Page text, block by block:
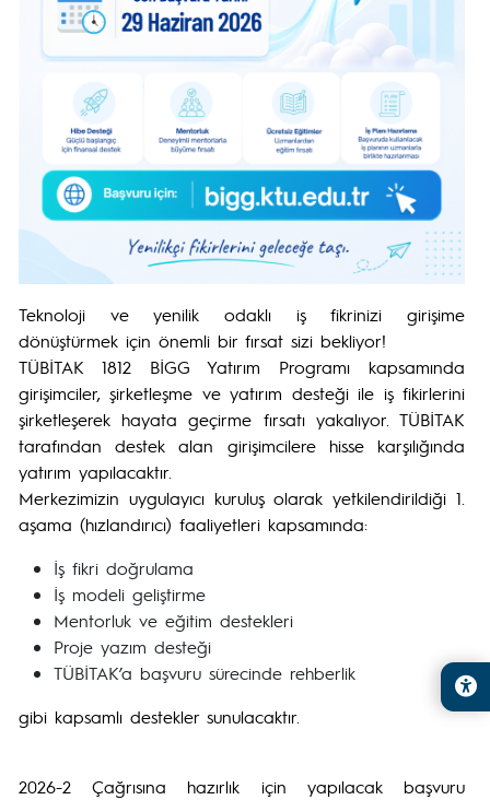
Teknoloji ve yenilik odaklı iş fikrinizi girişime
dönüştürmek için önemli bir fırsat sizi bekliyor!
TÜBİTAK 1812 BİGG Yatırım Programı kapsamında
girişimciler, şirketleşme ve yatırım desteği ile iş fikirlerini
şirketleşerek hayata geçirme fırsatı yakalıyor. TÜBİTAK
tarafından destek alan girişimcilere hisse karşılığında
yatırım yapılacaktır.
Merkezimizin uygulayıcı kuruluş olarak yetkilendirildiği 1.
aşama (hızlandırıcı) faaliyetleri kapsamında:
İş fikri doğrulama
İş modeli geliştirme
Mentorluk ve eğitim destekleri
Proje yazım desteği
TÜBİTAK’a başvuru sürecinde rehberlik
gibi kapsamlı destekler sunulacaktır.
2026-2 Çağrısına hazırlık için yapılacak başvuru